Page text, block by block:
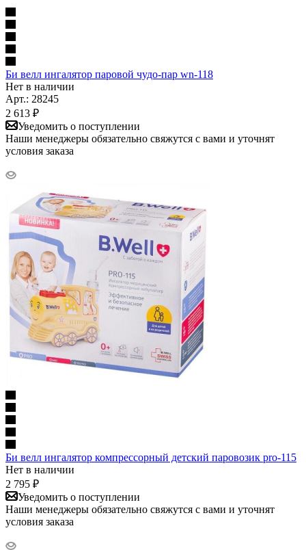
Би велл ингалятор паровой чудо-пар wn-118
Нет в наличии
Арт.: 28245
2 613 ₽
Уведомить о поступлении
Наши менеджеры обязательно свяжутся с вами и уточнят
условия заказа
Би велл ингалятор компрессорный детский паровозик pro-115
Нет в наличии
2 795 ₽
Уведомить о поступлении
Наши менеджеры обязательно свяжутся с вами и уточнят
условия заказа